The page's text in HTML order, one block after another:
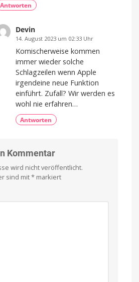
Antworten
Devin
14. August 2023 um 02:33 Uhr
Komischerweise kommen
immer wieder solche
Schlagzeilen wenn Apple
irgendeine neue Funktion
einführt. Zufall? Wir werden es
wohl nie erfahren…
Antworten
Kommentar
wird nicht veröffentlicht.
sind mit* markiert